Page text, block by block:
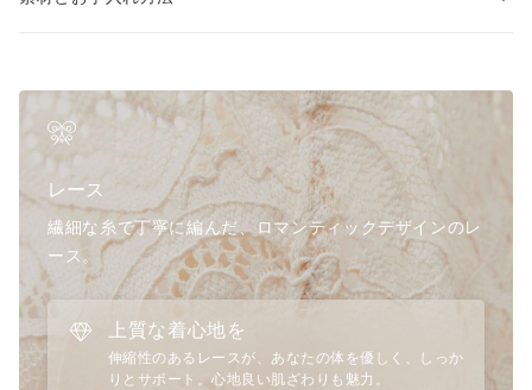
レース
繊細な糸で丁寧に編んだ、ロマンティックデザインのレ
ース。
上質な着心地を
伸縮性のあるレースが、あなたの体を優しく、しっか
りとサポート。心地良い肌ざわりも魅力。